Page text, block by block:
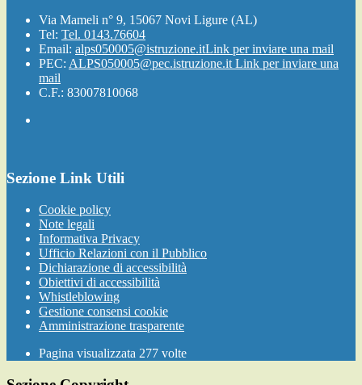
Via Mameli n° 9, 15067 Novi Ligure (AL)
Tel: Tel. 0143.76604
Email: alps050005@istruzione.itLink per inviare una mail
PEC: ALPS050005@pec.istruzione.it Link per inviare una
mail
C.F.: 83007810068
Sezione Link Utili
Cookie policy
Note legali
Informativa Privacy
Ufficio Relazioni con il Pubblico
Dichiarazione di accessibilità
Obiettivi di accessibilità
Whistleblowing
Gestione consensi cookie
Amministrazione trasparente
Pagina visualizzata 277 volte